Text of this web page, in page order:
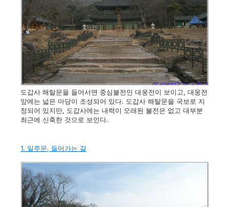
도갑사 해탈문을 들어서면 중심불전인 대웅전이 보이고, 대웅전
앞에는 넓은 마당이 조성되어 있다. 도갑사 해탈문을 국보로 지
정되어 있지만, 도갑사에는 내력이 오래된 불전은 없고 대부분
최근에 신축한 것으로 보인다.
1. 일주문, 들어가는 길